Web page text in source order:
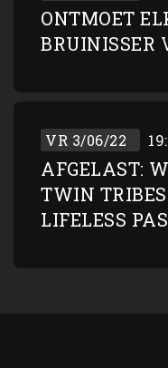
ONTMOET
BRUINISSER
VR 3/06/22
AFGELAST:
TWIN
LIFELESS